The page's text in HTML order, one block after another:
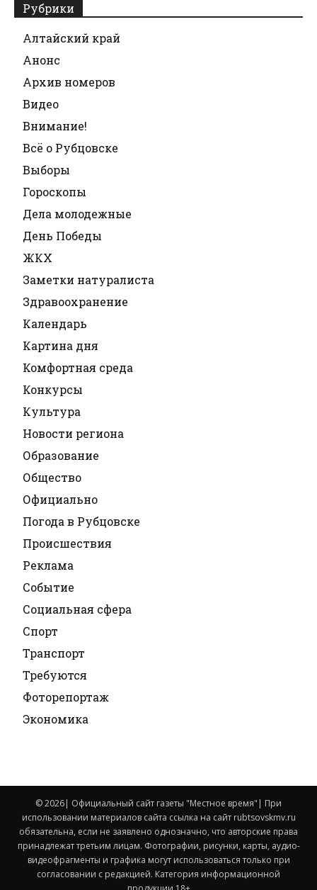
Рубрики
Алтайский край
Анонс
Архив номеров
Видео
Внимание!
Всё о Рубцовске
Выборы
Гороскопы
Дела молодежные
День Победы
ЖКХ
Заметки натуралиста
Здравоохранение
Календарь
Картина дня
Комфортная среда
Конкурсы
Культура
Новости региона
Образование
Общество
Официально
Погода в Рубцовске
Происшествия
Реклама
Событие
Социальная сфера
Спорт
Транспорт
Требуются
Фоторепортаж
Экономика
© 2026| Официальный сайт газеты "Местное время"| При
использовании материалов сайта ссылка на сайт rubtsovskmv.ru
обязательна, если не заявлено однозначно, что авторские права
принадлежат третьим лицам. Фотографии, рисунки, карты, аудио-
видеофрагменты и графика могут использоваться только при
согласовании с редакцией. Категория информационной